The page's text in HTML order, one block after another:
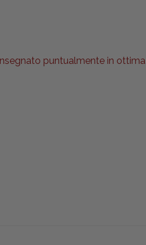
puntualmente in ottima